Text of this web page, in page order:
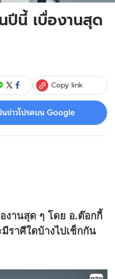
ปีนี้ เบื่องานสุด
Copy link
ข่าวโปรดบน Google
งานสุด ๆ โดย อ.ต๊อกกี้
ราศีใดบ้างไปเช็กกัน